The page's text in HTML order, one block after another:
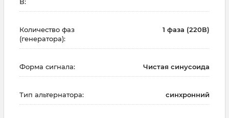
В:
Количество фаз
(генератора):
1 фаза (220В)
Форма сигнала: Чистая синусоида
Тип альтернатора: синхронний